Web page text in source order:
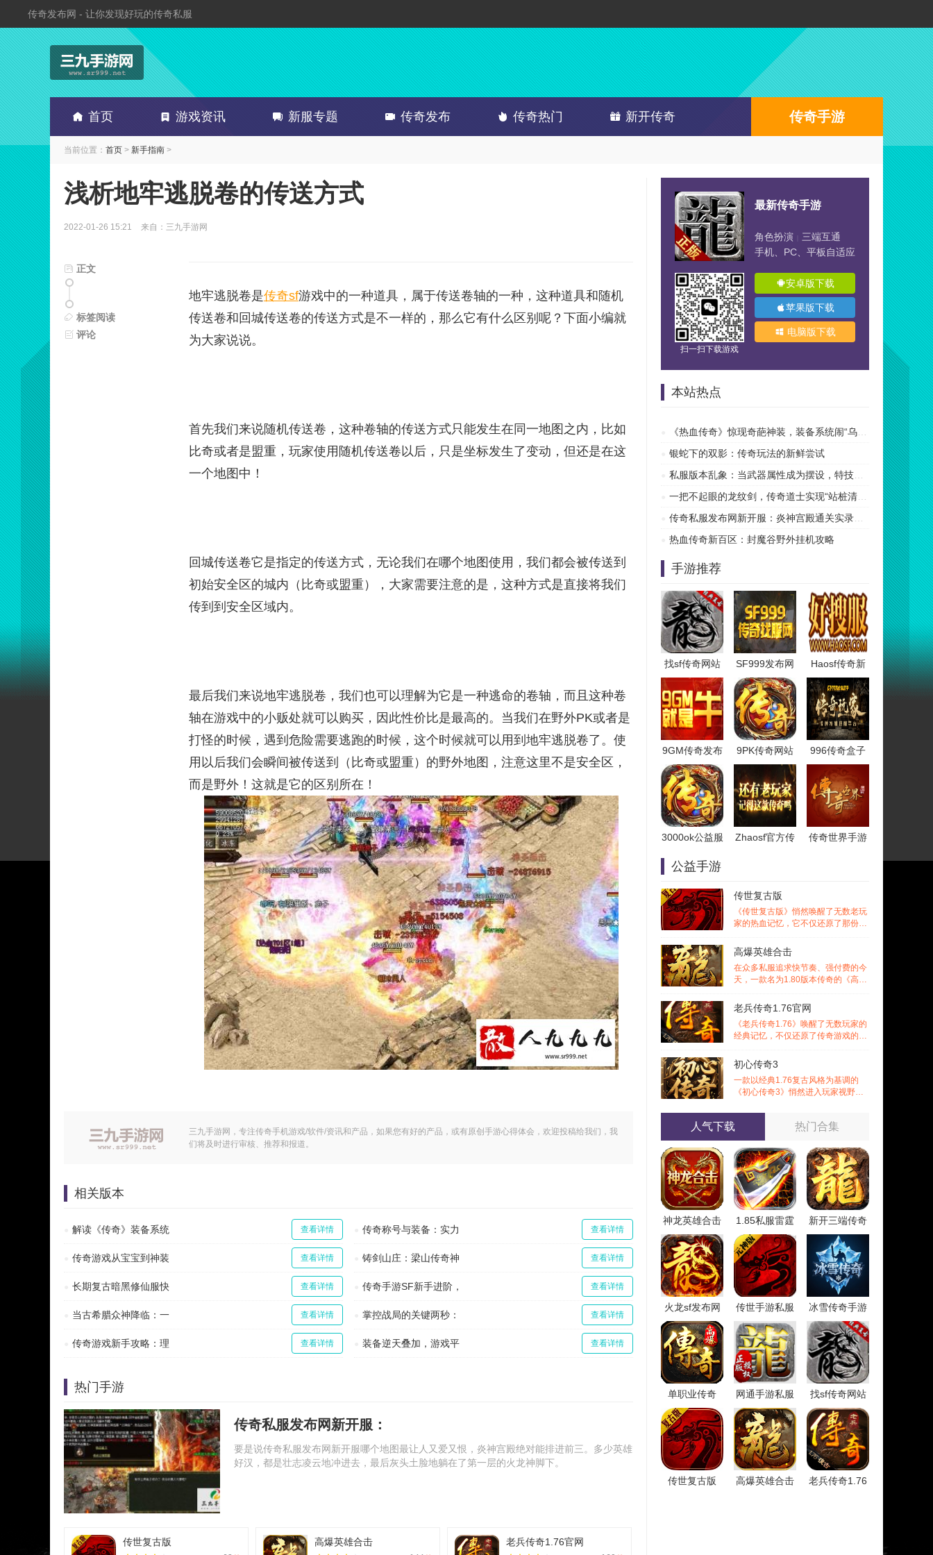
传奇发布网 - 让你发现好玩的传奇私服
首页 游戏资讯 新服专题 传奇发布 传奇热门 新开传奇 传奇手游
当前位置： 首页 > 新手指南 >
浅析地牢逃脱卷的传送方式
2022-01-26 15:21 来自：三九手游网
地牢逃脱卷是传奇sf游戏中的一种道具，属于传送卷轴的一种，这种道具和随机
传送卷和回城传送卷的传送方式是不一样的，那么它有什么区别呢？下面小编就
为大家说说。
首先我们来说随机传送卷，这种卷轴的传送方式只能发生在同一地图之内，比如
比奇或者是盟重，玩家使用随机传送卷以后，只是坐标发生了变动，但还是在这
一个地图中！
回城传送卷它是指定的传送方式，无论我们在哪个地图使用，我们都会被传送到
初始安全区的城内（比奇或盟重），大家需要注意的是，这种方式是直接将我们
传到到安全区域内。
最后我们来说地牢逃脱卷，我们也可以理解为它是一种逃命的卷轴，而且这种卷
轴在游戏中的小贩处就可以购买，因此性价比是最高的。当我们在野外PK或者是
打怪的时候，遇到危险需要逃跑的时候，这个时候就可以用到地牢逃脱卷了。使
用以后我们会瞬间被传送到（比奇或盟重）的野外地图，注意这里不是安全区，
而是野外！这就是它的区别所在！
正文
标签阅读
评论
三九手游网，专注传奇手机游戏/软件/资讯和产品，如果您有好的产品，或有原创手游心得体会，欢迎投稿给我们，我
们将及时进行审核、推荐和报道。
相关版本
查看详情
解读《传奇》装备系统 查看详情
传奇称号与装备：实力
查看详情
传奇游戏从宝宝到神装 查看详情
铸剑山庄：梁山传奇神
查看详情
长期复古暗黑修仙服快 查看详情
传奇手游SF新手进阶，
查看详情
当古希腊众神降临：一 查看详情
掌控战局的关键两秒：
查看详情
传奇游戏新手攻略：理 查看详情
装备逆天叠加，游戏平
热门手游
传奇私服发布网新开服：
要是说传奇私服发布网新开服哪个地图最让人又爱又恨，炎神宫殿绝对能排进前三。多少英雄
好汉，都是壮志凌云地冲进去，最后灰头土脸地躺在了第一层的火龙神脚下。
传世复古版 高爆英雄合击 老兵传奇1.76官网
最新传奇手游
角色扮演
三端互通
手机、PC、平板自适应
扫一扫下载游戏
安卓版下载
苹果版下载
电脑版下载
本站热点
《热血传奇》惊现奇葩神装，装备系统闹“乌龙”？
银蛇下的双影：传奇玩法的新鲜尝试
私服版本乱象：当武器属性成为摆设，特技才是传奇的
一把不起眼的龙纹剑，传奇道士实现“站桩清图”自由
传奇私服发布网新开服：炎神宫殿通关实录，让你告别
热血传奇新百区：封魔谷野外挂机攻略
手游推荐
找sf传奇网站 SF999发布网 Haosf传奇新
9GM传奇发布 9PK传奇网站 996传奇盒子
3000ok公益服 Zhaosf官方传 传奇世界手游
公益手游
传世复古版
《传世复古版》悄然唤醒了无数老玩
家的热血记忆，它不仅还原了那份熟
诸多
高爆英雄合击
在众多私服追求快节奏、强付费的今
天，一款名为1.80版本传奇的《高爆
经典
老兵传奇1.76官网
《老兵传奇1.76》唤醒了无数玩家的
经典记忆，不仅还原了传奇游戏的黄
与多
初心传奇3
一款以经典1.76复古风格为基调的
《初心传奇3》悄然进入玩家视野。
更是在
人气下载 热门合集
神龙英雄合击 1.85私服雷霆 新开三端传奇
火龙sf发布网 传世手游私服 冰雪传奇手游
单职业传奇 网通手游私服 找sf传奇网站
传世复古版 高爆英雄合击 老兵传奇1.76